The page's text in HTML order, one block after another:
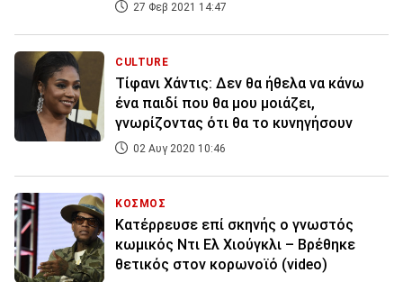
27 Φεβ 2021 14:47
CULTURE
Τίφανι Χάντις: Δεν θα ήθελα να κάνω
ένα παιδί που θα μου μοιάζει,
γνωρίζοντας ότι θα το κυνηγήσουν
02 Αυγ 2020 10:46
ΚΟΣΜΟΣ
Κατέρρευσε επί σκηνής ο γνωστός
κωμικός Ντι Ελ Χιούγκλι – Βρέθηκε
θετικός στον κορωνοϊό (video)